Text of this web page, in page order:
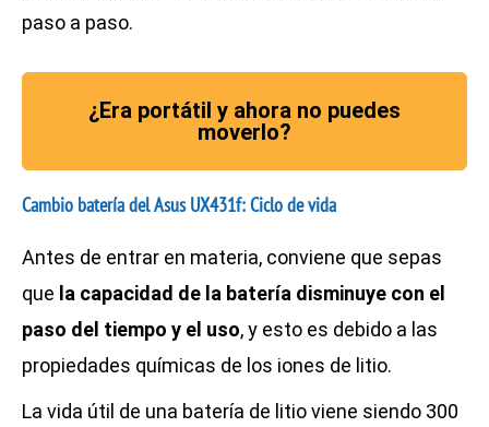
paso a paso.
¿Era portátil y ahora no puedes
moverlo?
Cambio batería del Asus UX431f: Ciclo de vida
Antes de entrar en materia, conviene que sepas
que la capacidad de la batería disminuye con el
paso del tiempo y el uso, y esto es debido a las
propiedades químicas de los iones de litio.
La vida útil de una batería de litio viene siendo 300